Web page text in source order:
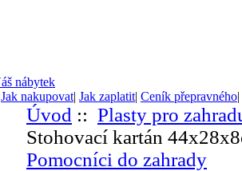
Jak nakupovat| Jak zaplatit| Ceník přepravného|
Úvod :: Plasty pro
Stohovací kartán
Pomocníci do zahrady